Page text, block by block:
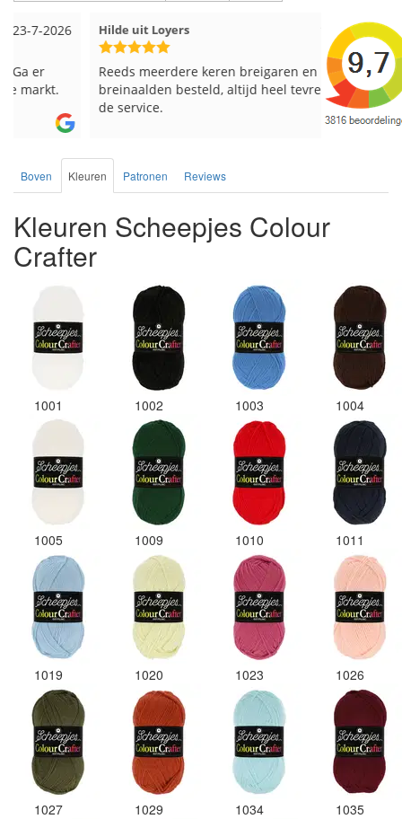
Hilde uit Loyers
Reeds meerdere keren breigaren en
breinaalden besteld, altijd heel tevreden over
Loes uit
Snelle
Boven Kleuren Patronen Reviews
Kleuren Scheepjes Colour
Crafter
1001 1002 1003 1004
1005 1009 1010 1011
1019 1020 1023 1026
1027 1029 1034 1035